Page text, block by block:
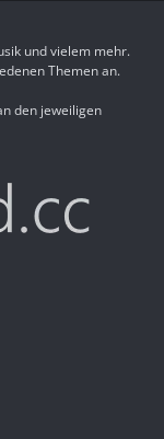
und vielem mehr.
Themen an.
den jeweiligen